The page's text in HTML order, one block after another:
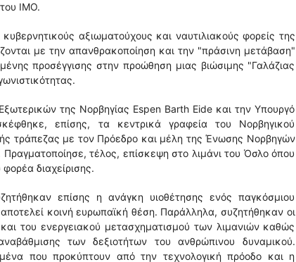
ΙΜΟ.
αξιωματούχους και ναυτιλιακούς φορείς της
με την απανθρακοποίηση και την "πράσινη μετάβαση"
προσέγγισης στην προώθηση μιας βιώσιμης "Γαλάζιας
της Νορβηγίας Espen Barth Eide και την Υπουργό
επίσης, τα κεντρικά γραφεία του Νορβηγικού
τράπεζας με τον Πρόεδρο και μέλη της Ένωσης Νορβηγών
τέλος, επίσκεψη στο λιμάνι του Όσλο όπου
διαχείρισης.
επίσης η ανάγκη υιοθέτησης ενός παγκόσμιου
κοινή ευρωπαϊκή θέση. Παράλληλα, συζητήθηκαν οι
του ενεργειακού μετασχηματισμού των λιμανιών καθώς
των δεξιοτήτων του ανθρώπινου δυναμικού.
που προκύπτουν από την τεχνολογική πρόοδο και η